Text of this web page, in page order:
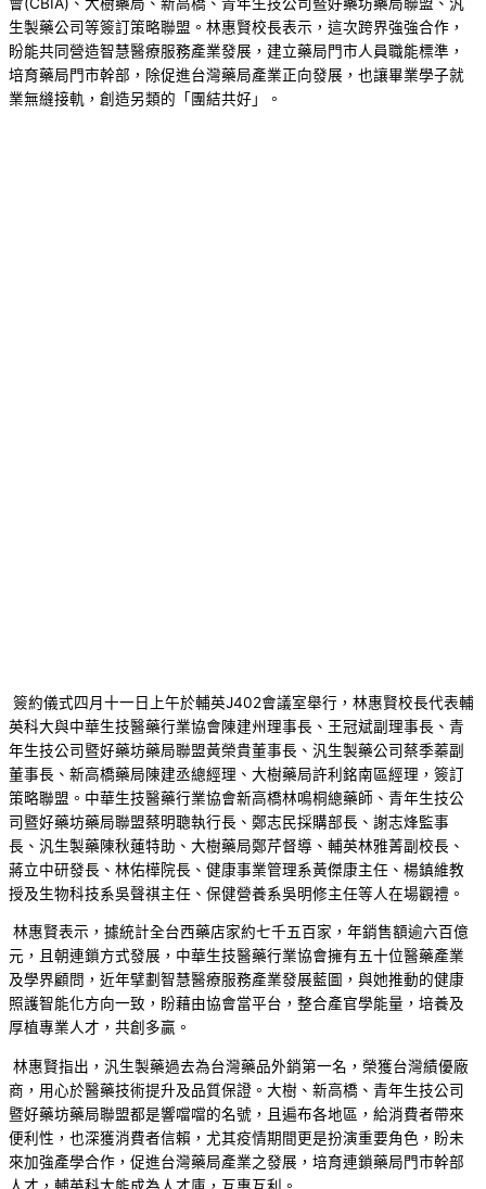
會(CBIA)、大樹藥局、新高橋、青年生技公司暨好藥坊藥局聯盟、汎
生製藥公司等簽訂策略聯盟。林惠賢校長表示，這次跨界強強合作，
盼能共同營造智慧醫療服務產業發展，建立藥局門市人員職能標準，
培育藥局門市幹部，除促進台灣藥局產業正向發展，也讓畢業學子就
業無縫接軌，創造另類的「團結共好」。
簽約儀式四月十一日上午於輔英J402會議室舉行，林惠賢校長代表輔
英科大與中華生技醫藥行業協會陳建州理事長、王冠斌副理事長、青
年生技公司暨好藥坊藥局聯盟黃榮貴董事長、汎生製藥公司蔡季蓁副
董事長、新高橋藥局陳建丞總經理、大樹藥局許利銘南區經理，簽訂
策略聯盟。中華生技醫藥行業協會新高橋林鳴桐總藥師、青年生技公
司暨好藥坊藥局聯盟蔡明聰執行長、鄭志民採購部長、謝志烽監事
長、汎生製藥陳秋蓮特助、大樹藥局鄭芹督導、輔英林雅菁副校長、
蔣立中研發長、林佑樺院長、健康事業管理系黃傑康主任、楊鎮維教
授及生物科技系吳聲祺主任、保健營養系吳明修主任等人在場觀禮。
林惠賢表示，據統計全台西藥店家約七千五百家，年銷售額逾六百億
元，且朝連鎖方式發展，中華生技醫藥行業協會擁有五十位醫藥產業
及學界顧問，近年擘劃智慧醫療服務產業發展藍圖，與她推動的健康
照護智能化方向一致，盼藉由協會當平台，整合產官學能量，培養及
厚植專業人才，共創多贏。
林惠賢指出，汎生製藥過去為台灣藥品外銷第一名，榮獲台灣績優廠
商，用心於醫藥技術提升及品質保證。大樹、新高橋、青年生技公司
暨好藥坊藥局聯盟都是響噹噹的名號，且遍布各地區，給消費者帶來
便利性，也深獲消費者信賴，尤其疫情期間更是扮演重要角色，盼未
來加強產學合作，促進台灣藥局產業之發展，培育連鎖藥局門市幹部